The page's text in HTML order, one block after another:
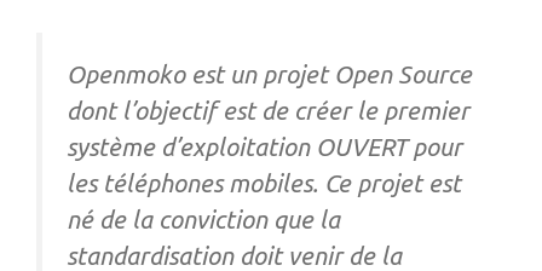
Openmoko est un projet Open Source
dont l’objectif est de créer le premier
système d’exploitation OUVERT pour
les téléphones mobiles. Ce projet est
né de la conviction que la
standardisation doit venir de la